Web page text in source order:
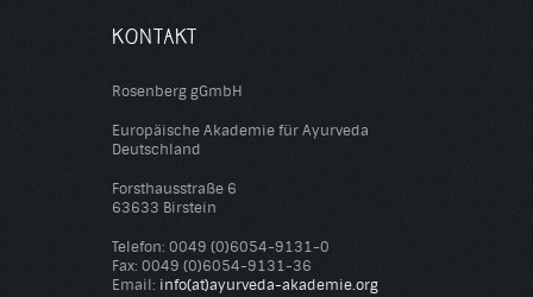
KONTAKT
Rosenberg gGmbH
Europäische Akademie für Ayurveda
Deutschland
Forsthausstraße 6
63633 Birstein
Telefon: 0049 (0)6054-9131-0
Fax: 0049 (0)6054-9131-36
Email: info(at)ayurveda-akademie.org